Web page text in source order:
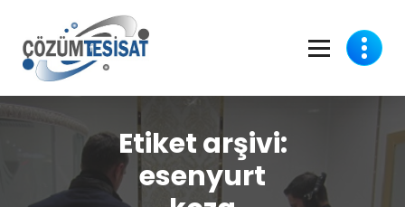
Etiket arşivi:
esenyurt